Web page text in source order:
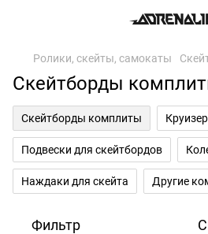
Ролики, скейты, самокаты
Скейтборды
Скейтборды комплиты
Подвески для скейтбордов
Наждаки для скейта Другие
Фильтр